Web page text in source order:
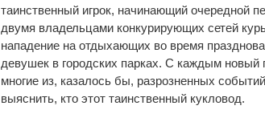
таинственный игрок, начинающий очередной
двумя владельцами конкурирующих сетей
нападение на отдыхающих во время
девушек в городских парках. С каждым новый
многие из, казалось бы, разрозненных
выяснить, кто этот таинственный кукловод.